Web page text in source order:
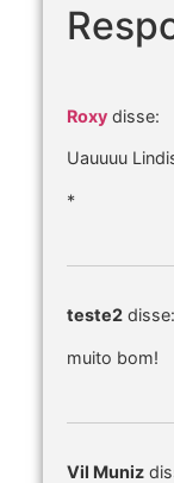
Roxy disse:
Uauuuu
*
teste2 disse:
muito bom!
Vil Muniz